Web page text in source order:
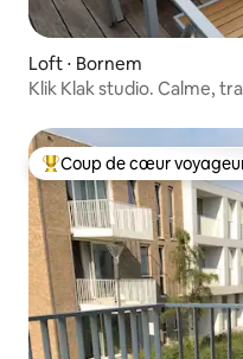
Loft ⋅ Bornem
Klik Klak studio. Calme,
Coups de cœur
Coup de cœur